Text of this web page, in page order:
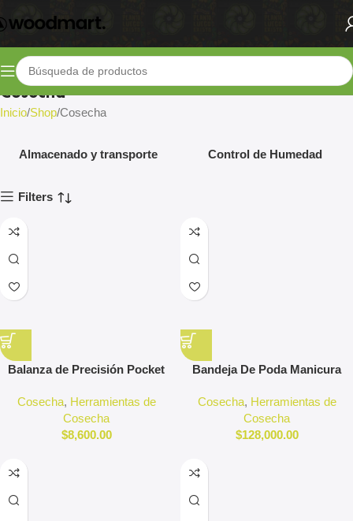
Cosecha
Inicio Shop Cosecha
Almacenado y transporte Control de Humedad
Filters
Balanza de Precisión Pocket
Cosecha, Herramientas de
Cosecha
$8,600.00
Bandeja De Poda Manicura
More
Cosecha, Herramientas de
Cosecha
$128,000.00